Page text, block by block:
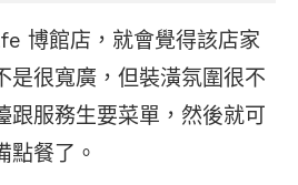
博館店，就會覺得該店家
是很寬廣，但裝潢氛圍很不
跟服務生要菜單，然後就可
點餐了。